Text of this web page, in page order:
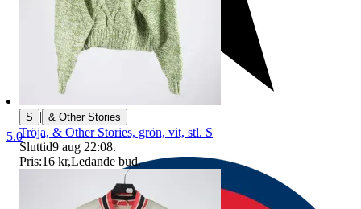
5.0
S | & Other Stories
Tröja, & Other Stories, grön, vit, stl. S
Sluttid9 aug 22:08.
Pris:16 kr,Ledande bud.